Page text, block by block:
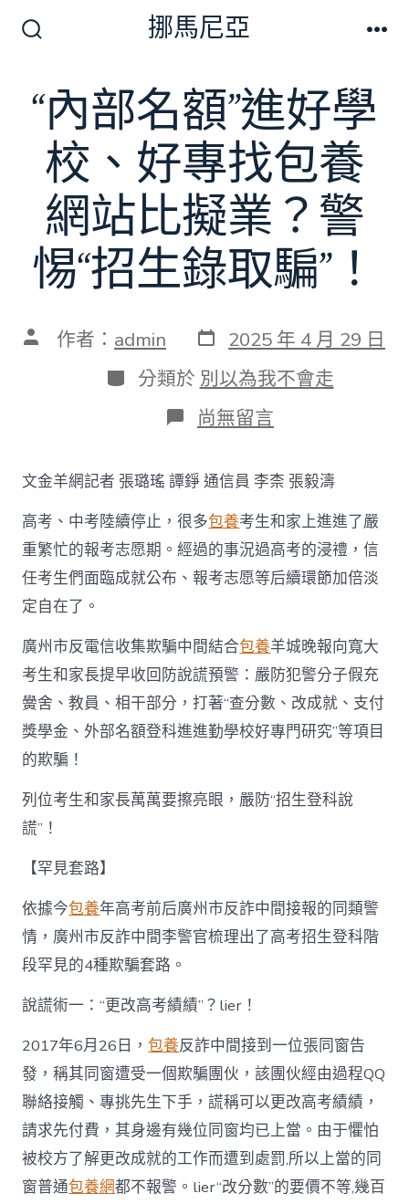
換
開
挪馬尼亞
“內部名額”進好學
校、好專找包養
網站比擬業？警
惕“招生錄取騙”！
文 作者： admin 發
表
日
期
2025 年 4 月 29 日
分
類
分類於 別以為我不會走
在
〈“內
名
額”
進
好
學
校、
好
包
養
網
站
比
擬
業？
“招
尚無留言
文金羊網記者 張璐瑤 譚錚 通信員 李柰 張毅濤
高考、中考陸續停止，很多包養考生和家上進進了嚴
重繁忙的報考志愿期。經過的事況過高考的浸禮，信
任考生們面臨成就公布、報考志愿等后續環節加倍淡
定自在了。
廣州市反電信收集欺騙中間結合包養羊城晚報向寬大
考生和家長提早收回防說謊預警：嚴防犯警分子假充
黌舍、教員、相干部分，打著“查分數、改成就、支付
獎學金、外部名額登科進進勤學校好專門研究”等項目
的欺騙！
列位考生和家長萬萬要擦亮眼，嚴防“招生登科說
謊”！
【罕見套路】
依據今包養年高考前后廣州市反詐中間接報的同類警
情，廣州市反詐中間李警官梳理出了高考招生登科階
段罕見的4種欺騙套路。
說謊術一：“更改高考績績”？lier！
2017年6月26日，包養反詐中間接到一位張同窗告
發，稱其同窗遭受一個欺騙團伙，該團伙經由過程QQ
聯絡接觸、專挑先生下手，謊稱可以更改高考績績，
請求先付費，其身邊有幾位同窗均已上當。由于懼怕
被校方了解更改成就的工作而遭到處罰,所以上當的同
窗普通包養網都不報警。lier“改分數”的要價不等,幾百